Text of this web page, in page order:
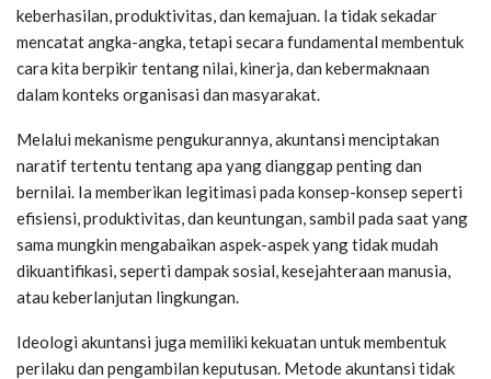
keberhasilan, produktivitas, dan kemajuan. Ia tidak sekadar
mencatat angka-angka, tetapi secara fundamental membentuk
cara kita berpikir tentang nilai, kinerja, dan kebermaknaan
dalam konteks organisasi dan masyarakat.
Melalui mekanisme pengukurannya, akuntansi menciptakan
naratif tertentu tentang apa yang dianggap penting dan
bernilai. Ia memberikan legitimasi pada konsep-konsep seperti
efisiensi, produktivitas, dan keuntungan, sambil pada saat yang
sama mungkin mengabaikan aspek-aspek yang tidak mudah
dikuantifikasi, seperti dampak sosial, kesejahteraan manusia,
atau keberlanjutan lingkungan.
Ideologi akuntansi juga memiliki kekuatan untuk membentuk
perilaku dan pengambilan keputusan. Metode akuntansi tidak